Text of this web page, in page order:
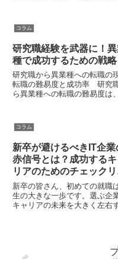
進展に伴い、日本の企業でも海
取引が増加しており、英文事務
外国語事務の需要が急速に高
て...
コラム
研究職経験を武器に！
種で成功するための戦略
研究職から異業種への転職の
転職の難易度と成功率 研究
ら異業種への転職の難易度は、
分野に特化しているため、その
キルが異なる業界でそのまま通
しにくいことです。特に技術や
科...
コラム
新卒が避けるべきIT企業
赤信号とは？成功するキ
リアのためのチェック
ト
新卒の皆さん、初めての就職
生の大きな一歩です。選ぶ企
キャリアの未来を大きく左右す
ます。理想の職場を見つけるた